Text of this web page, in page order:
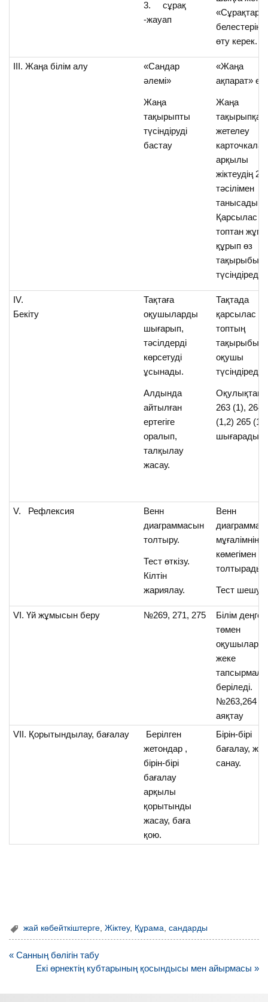
3. сұрақ
-жауап
«Сұрақтар»
өту керек.
ІІІ. Жаңа білім алу
«Сандар
әлемі»
Жаңа
тақырыпты
түсіндіруді
бастау
«Жаңа
ақпарат» елі
Жаңа
тақырыпқа
жетелеу
карточкалар
арқылы
жіктеудің 2
тәсілімен
танысады.
Қарсылас
топтан жұп
құрып өз
тақырыбын
түсіндіреді.
IV.
Бекіту
Тақтаға
оқушыларды
шығарып,
тәсілдерді
көрсетуді
ұсынады.
Алдында
айтылған
ертегіге
оралып,
талқылау
жасау.
Тақтада
қарсылас
топтың
тақырыбын
оқушы
түсіндіреді.
Оқулықтан
263 (1), 264
(1,2) 265 (1)
шығарады
V. Рефлексия
Венн
диаграммасын
толтыру.
Тест өткізу.
Кілтін
жариялау.
Венн
мұғалімнің
көмегімен
толтырады.
Тест шешу.
VI. Үй жұмысын беру №269, 271, 275
Білім
төмен
оқушыларға
жеке
беріледі.
№263,264
аяқтау
VII. Қорытындылау, бағалау
Берілген
жетондар ,
бірін-бірі
бағалау
арқылы
қорытынды
жасау, баға
қою.
Бірін-бірі
бағалау,
санау.
жай көбейткіштерге,Жіктеу, Құрама,сандарды
Навигация
« Санның бөлігін табу
Екі өрнектің кубтарының қосындысы мен айырмасы »